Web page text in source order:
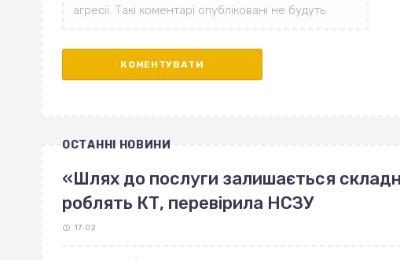
ОСТАННІ НОВИНИ
«Шлях до послуги залишається
роблять КТ, перевірила НСЗУ
17:02